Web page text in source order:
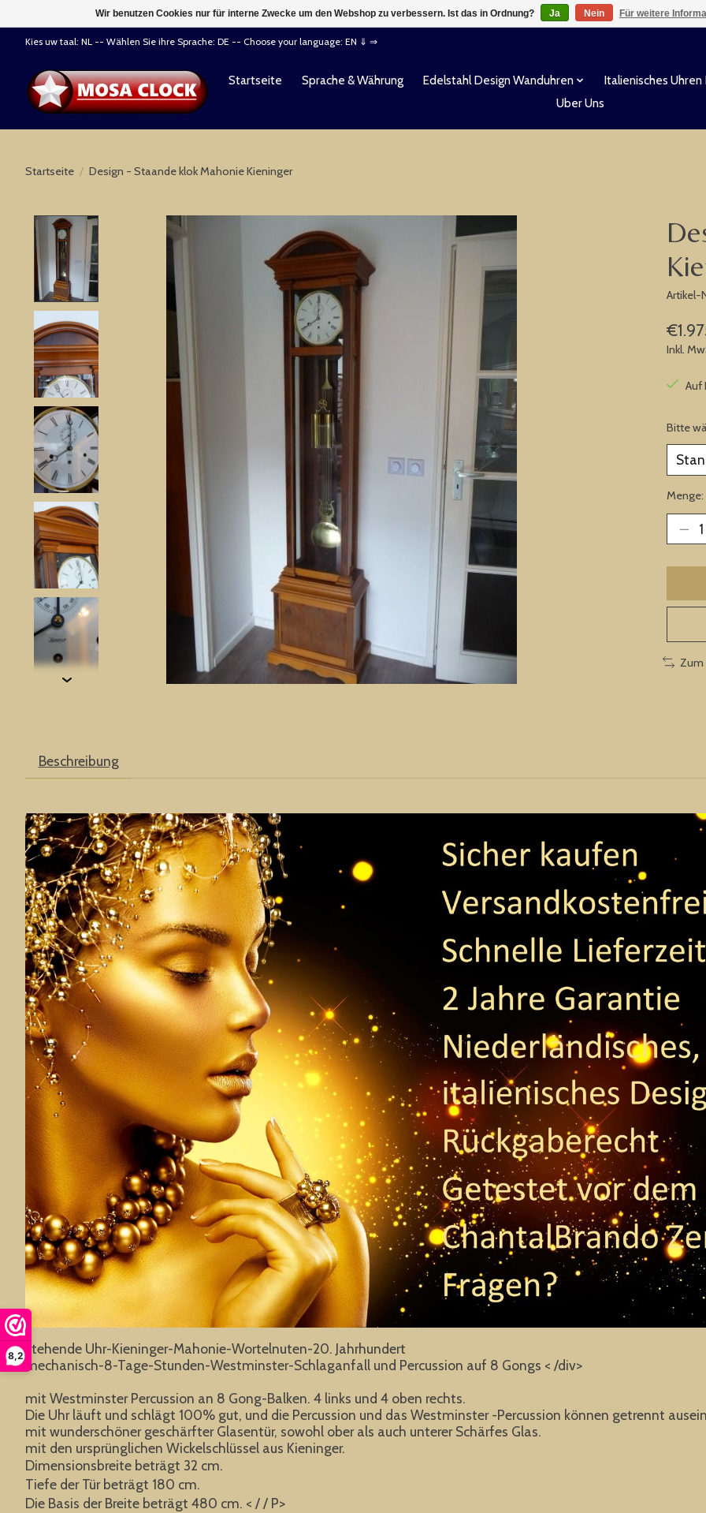
8,2
Kies uw taal: NL -- Wählen Sie ihre Sprache: DE -- Choose your language: EN ⇓ ⇒
Startseite Sprache & Währung Edelstahl Design Wanduhren Italienisches Uhren
Uber Uns
Startseite / Design - Staande klok Mahonie Kieninger
Product image slideshow Items
Artikel-
Inkl.
Auf
Bitte
Menge:
Zum
Beschreibung
stehende Uhr-Kieninger-Mahonie-Wortelnuten-20. Jahrhundert
mechanisch-8-Tage-Stunden-Westminster-Schlaganfall und Percussion auf 8 Gongs < /div>
mit Westminster Percussion an 8 Gong-Balken. 4 links und 4 oben rechts.
Die Uhr läuft und schlägt 100% gut, und die Percussion und das Westminster -Percussion können getrennt
mit wunderschöner geschärfter Glasentür, sowohl ober als auch unterer Schärfes Glas.
mit den ursprünglichen Wickelschlüssel aus Kieninger.
Dimensionsbreite beträgt 32 cm.
Tiefe der Tür beträgt 180 cm.
Die Basis der Breite beträgt 480 cm. < / / P>
Wir benutzen Cookies nur für interne Zwecke um den Webshop zu verbessern. Ist das in Ordnung? Ja Nein Für weitere